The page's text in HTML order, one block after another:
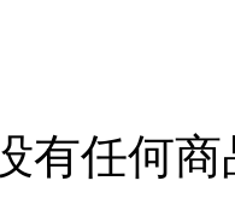
有任何商